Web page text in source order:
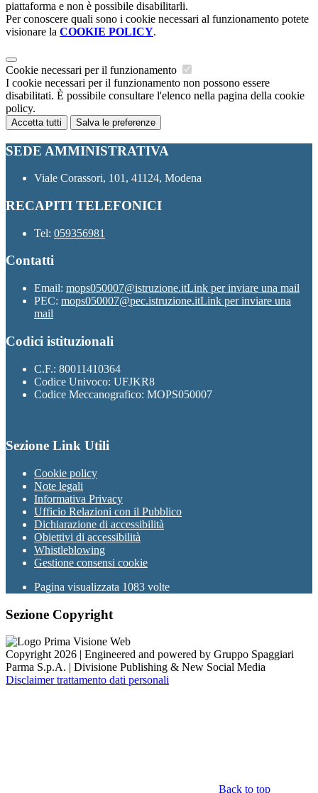
piattaforma e non è possibile disabilitarli.
Per conoscere quali sono i cookie necessari al funzionamento potete
visionare la COOKIE POLICY.
Cookie necessari per il funzionamento
I cookie necessari per il funzionamento non possono essere
disabilitati. È possibile consultare l'elenco nella pagina della cookie
policy.
Accetta tutti Salva le preferenze
SEDE AMMINISTRATIVA
Viale Corassori, 101, 41124, Modena
RECAPITI TELEFONICI
Tel: 059356981
Contatti
Email: mops050007@istruzione.itLink per inviare una mail
PEC: mops050007@pec.istruzione.itLink per inviare una
mail
Codici istituzionali
C.F.: 80011410364
Codice Univoco: UFJKR8
Codice Meccanografico: MOPS050007
Sezione Link Utili
Cookie policy
Note legali
Informativa Privacy
Ufficio Relazioni con il Pubblico
Dichiarazione di accessibilità
Obiettivi di accessibilità
Whistleblowing
Gestione consensi cookie
Pagina visualizzata 1083 volte
Sezione Copyright
Copyright 2026 | Engineered and powered by Gruppo Spaggiari
Parma S.p.A. | Divisione Publishing & New Social Media
Disclaimer trattamento dati personali
Back to top